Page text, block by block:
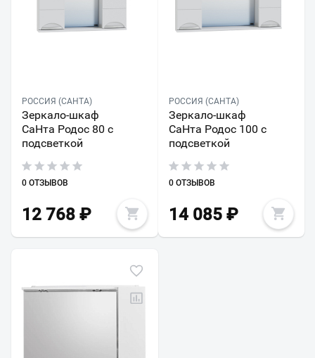
РОССИЯ (САНТА)
Зеркало-шкаф
СаНта Родос 80 с
подсветкой
0 ОТЗЫВОВ
12 768 ₽
РОССИЯ (САНТА)
Зеркало-шкаф
СаНта Родос 100 с
подсветкой
0 ОТЗЫВОВ
14 085₽